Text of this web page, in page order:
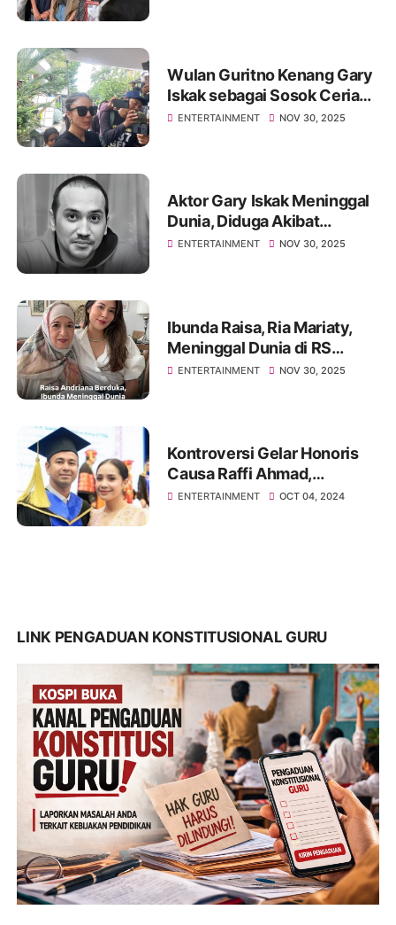
Wulan Guritno Kenang Gary
Iskak sebagai Sosok Ceria
dan Tulus
ENTERTAINMENT NOV 30, 2025
Aktor Gary Iskak Meninggal
Dunia, Diduga Akibat
Kecelakaan Motor
ENTERTAINMENT NOV 30, 2025
Ibunda Raisa, Ria Mariaty,
Meninggal Dunia di RS
Dharmais
ENTERTAINMENT NOV 30, 2025
Kontroversi Gelar Honoris
Causa Raffi Ahmad,
Kemendikbudristek
ENTERTAINMENT OCT 04, 2024
LINK PENGADUAN KONSTITUSIONAL GURU